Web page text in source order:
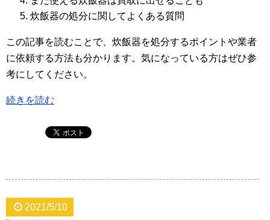
炊飯器の処分に関してよくある質問
この記事を読むことで、炊飯器を処分するポイントや業者
に依頼する方法も分かります。気になっている方はぜひ参
考にしてください。
続きを読む
2021/5/10